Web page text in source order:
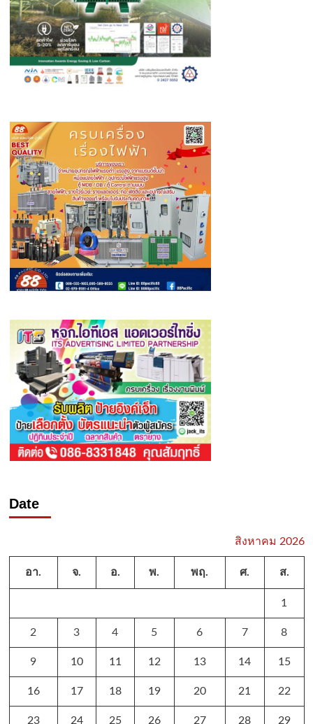
Date
สิงหาคม 2026
อา. จ. อ. พ. พฤ. ศ. ส.
1
2 3 4 5 6 7 8
9 10 11 12 13 14 15
16 17 18 19 20 21 22
23 24 25 26 27 28 29